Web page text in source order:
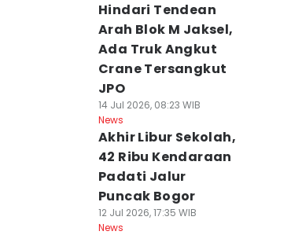
Hindari Tendean
Arah Blok M Jaksel,
Ada Truk Angkut
Crane Tersangkut
JPO
14 Jul 2026, 08:23 WIB
News
Akhir Libur Sekolah,
42 Ribu Kendaraan
Padati Jalur
Puncak Bogor
12 Jul 2026, 17:35 WIB
News